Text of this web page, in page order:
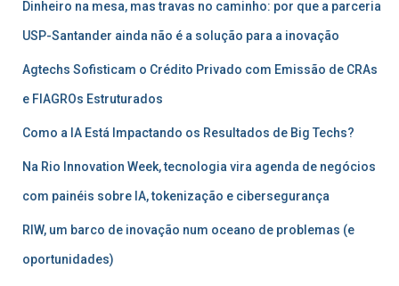
Dinheiro na mesa, mas travas no caminho: por que a parceria
USP-Santander ainda não é a solução para a inovação
Agtechs Sofisticam o Crédito Privado com Emissão de CRAs
e FIAGROs Estruturados
Como a IA Está Impactando os Resultados de Big Techs?
Na Rio Innovation Week, tecnologia vira agenda de negócios
com painéis sobre IA, tokenização e cibersegurança
RIW, um barco de inovação num oceano de problemas (e
oportunidades)